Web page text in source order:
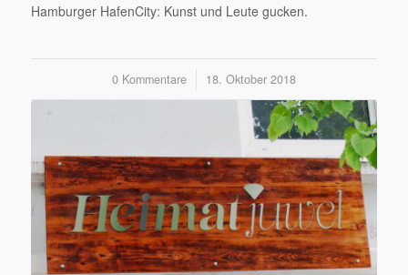
Hamburger HafenCity: Kunst und Leute gucken.
0 Kommentare
/ 18. Oktober 2018